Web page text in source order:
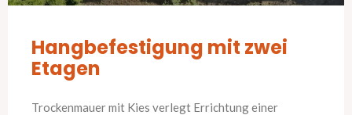
Hangbefestigung mit zwei
Etagen
Trockenmauer mit Kies verlegt Errichtung einer